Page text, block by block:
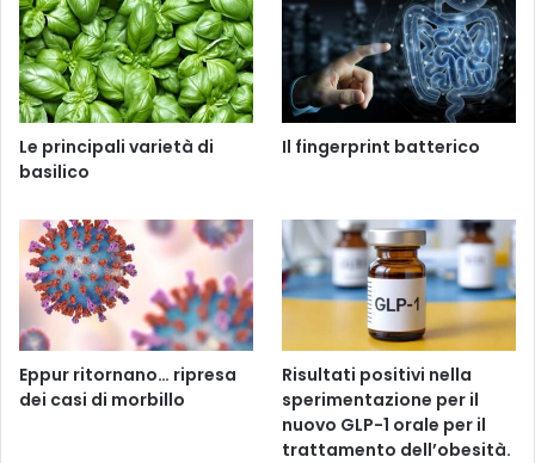
Le principali varietà di
basilico
Il fingerprint batterico
Eppur ritornano… ripresa
dei casi di morbillo
Risultati positivi nella
sperimentazione per il
nuovo GLP-1 orale per il
trattamento dell’obesità.